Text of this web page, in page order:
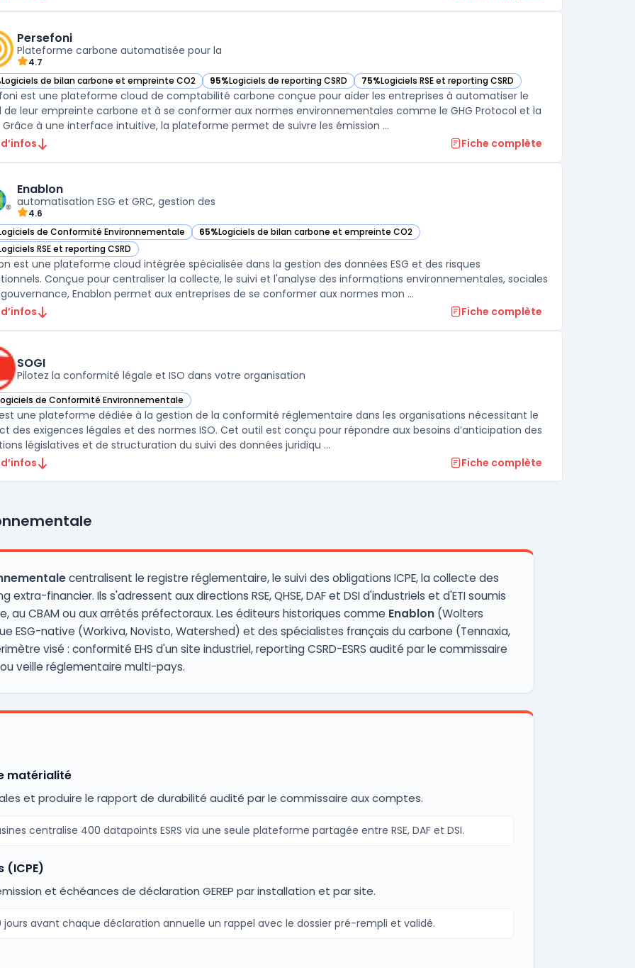
Persefoni
Plateforme carbone automatisée pour la
4.7
Logiciels de bilan carbone et empreinte CO2
Persefoni dans cette catégorie 95%Logiciels de reporting CSRD
— voir Persefoni dans cette catégorie
75%Logiciels RSE et reporting CSRD
— voir Persefoni dans cette catégorie
est une plateforme cloud de comptabilité carbone conçue pour aider les entreprises à automatiser le
de leur empreinte carbone et à se conformer aux normes environnementales comme le GHG Protocol et la
Grâce à une interface intuitive, la plateforme permet de suivre les émission ...
Fiche complète
Enablon
automatisation ESG et GRC, gestion des
4.6
de Conformité Environnementale
Enablon dans cette catégorie 65%Logiciels de bilan carbone et empreinte CO2
— voir Enablon dans cette catégorie
RSE et reporting CSRD
Enablon dans cette catégorie
est une plateforme cloud intégrée spécialisée dans la gestion des données ESG et des risques
Conçue pour centraliser la collecte, le suivi et l'analyse des informations environnementales, sociales
Enablon permet aux entreprises de se conformer aux normes mon ...
Fiche complète
SOGI
Pilotez la conformité légale et ISO dans votre organisation
de Conformité Environnementale
SOGI dans cette catégorie
est une plateforme dédiée à la gestion de la conformité réglementaire dans les organisations nécessitant le
des exigences légales et des normes ISO. Cet outil est conçu pour répondre aux besoins d’anticipation des
législatives et de structuration du suivi des données juridiqu ...
Fiche complète
centralisent le registre réglementaire, le suivi des obligations ICPE, la collecte des
financier. Ils s'adressent aux directions RSE, QHSE, DAF et DSI d'industriels et d'ETI soumis
au CBAM ou aux arrêtés préfectoraux. Les éditeurs historiques comme Enablon (Wolters
ESG-native (Workiva, Novisto, Watershed) et des spécialistes français du carbone (Tennaxia,
visé : conformité EHS d'un site industriel, reporting CSRD-ESRS audité par le commissaire
veille réglementaire multi-pays.
matérialité
et produire le rapport de durabilité audité par le commissaire aux comptes.
centralise 400 datapoints ESRS via une seule plateforme partagée entre RSE, DAF et DSI.
(ICPE)
et échéances de déclaration GEREP par installation et par site.
jours avant chaque déclaration annuelle un rappel avec le dossier pré-rempli et validé.